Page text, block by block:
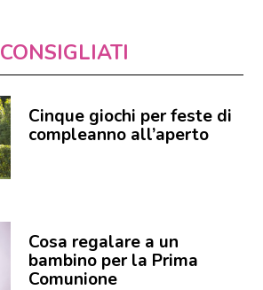
CONSIGLIATI
Cinque giochi per feste di
compleanno all’aperto
Cosa regalare a un
bambino per la Prima
Comunione